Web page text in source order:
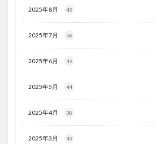
2025年8月 43
2025年7月 58
2025年6月 49
2025年5月 44
2025年4月 38
2025年3月 43